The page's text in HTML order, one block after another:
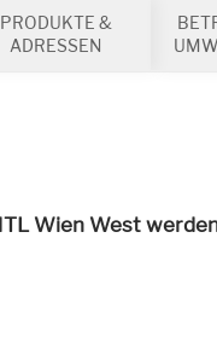
PRODUKTE &
ADRESSEN
Wien West